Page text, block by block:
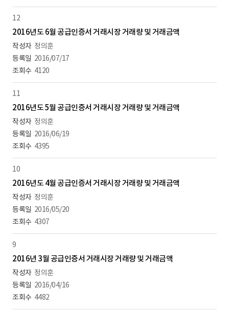
12
2016년도 6월 공급인증서 거래시장 거래량 및 거래금액
정의훈
2016/07/17
4120
11
2016년도 5월 공급인증서 거래시장 거래량 및 거래금액
정의훈
2016/06/19
4395
10
2016년도 4월 공급인증서 거래시장 거래량 및 거래금액
정의훈
2016/05/20
4307
9
2016년 3월 공급인증서 거래시장 거래량 및 거래금액
정의훈
2016/04/16
4482